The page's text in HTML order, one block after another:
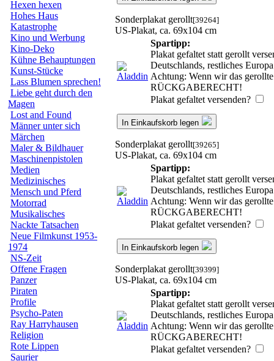
Hexen hexen
Hohes Haus
Katastrophe
Kino und Werbung
Kino-Deko
Kühne Behauptungen
Kunst-Stücke
Lass Blumen sprechen!
Liebe geht durch den
Magen
Lost and Found
Männer unter sich
Märchen
Maler & Bildhauer
Maschinenpistolen
Medien
Medizinisches
Mensch und Pferd
Motorrad
Musikalisches
Nackte Tatsachen
Neue Filmkunst 1953-
1974
NS-Zeit
Offene Fragen
Panzer
Piraten
Profile
Psycho-Paten
Ray Harryhausen
Religion
Rote Lippen
Saurier
Sonderplakat gerollt[39264]
US-Plakat, ca. 69x104 cm
Spartipp:
Plakat gefaltet statt gerollt
Deutschlands, restliches
Achtung: Wenn wir das
RÜCKGABERECHT!
Plakat gefaltet versenden?
In Einkaufskorb legen
Sonderplakat gerollt[39265]
US-Plakat, ca. 69x104 cm
Spartipp:
Plakat gefaltet statt gerollt
Deutschlands, restliches
Achtung: Wenn wir das
RÜCKGABERECHT!
Plakat gefaltet versenden?
In Einkaufskorb legen
Sonderplakat gerollt[39399]
US-Plakat, ca. 69x104 cm
Spartipp:
Plakat gefaltet statt gerollt
Deutschlands, restliches
Achtung: Wenn wir das
RÜCKGABERECHT!
Plakat gefaltet versenden?